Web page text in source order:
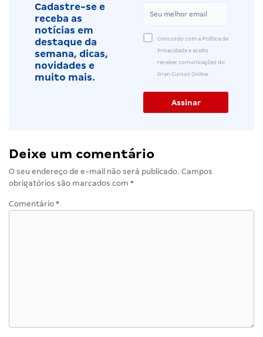
Cadastre-se e
receba as
notícias em
destaque da
semana, dicas,
novidades e
muito mais.
Concordo com a Política de
Privacidade e aceito
receber comunicações do
Gran Cursos Online.
Deixe um comentário
O seu endereço de e-mail não será publicado. Campos
obrigatórios são marcados com *
Comentário *